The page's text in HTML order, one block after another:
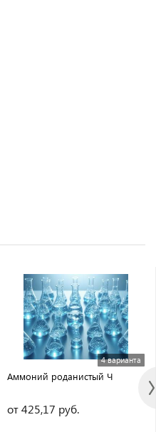
4 варианта
Аммоний роданистый Ч
от 425,17 руб.